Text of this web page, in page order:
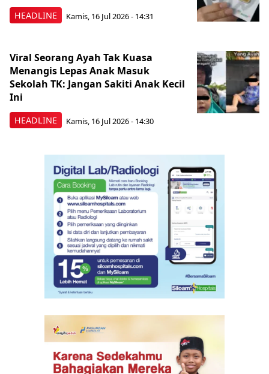
HEADLINE Kamis, 16 Jul 2026 - 14:31
HEADLINE
Viral Seorang Ayah Tak Kuasa
Menangis Lepas Anak Masuk
Sekolah TK: Jangan Sakiti Anak Kecil
Ini
Kamis, 16 Jul 2026 - 14:30